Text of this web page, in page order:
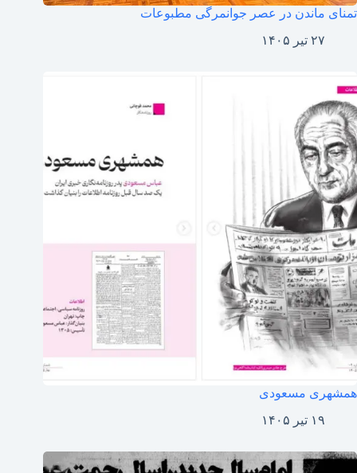
تمنای ماندن در عصر جوانمرگی مطبوعات
۲۷ تیر ۱۴۰۵
همشهری مسعودی
۱۹ تیر ۱۴۰۵